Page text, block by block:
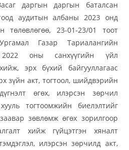
даргын даргын баталсан
аудитын албаны 2023 онд
төлөвлөгөө, 23-01-23/01 тоот
Газар Тариалангийн
2022 оны санхүүгийн үйл
эрх бүхий байгууллагаас
зүйн акт, тогтоол, шийдвэрийн
өгөх, илэрсэн зөрчил
тогтоомжийн биелэлтийг
зөвлөмж өгөх зорилгоор
хийж гүйцэтгэн хяналт
илэрсэн зөрчилд акт,